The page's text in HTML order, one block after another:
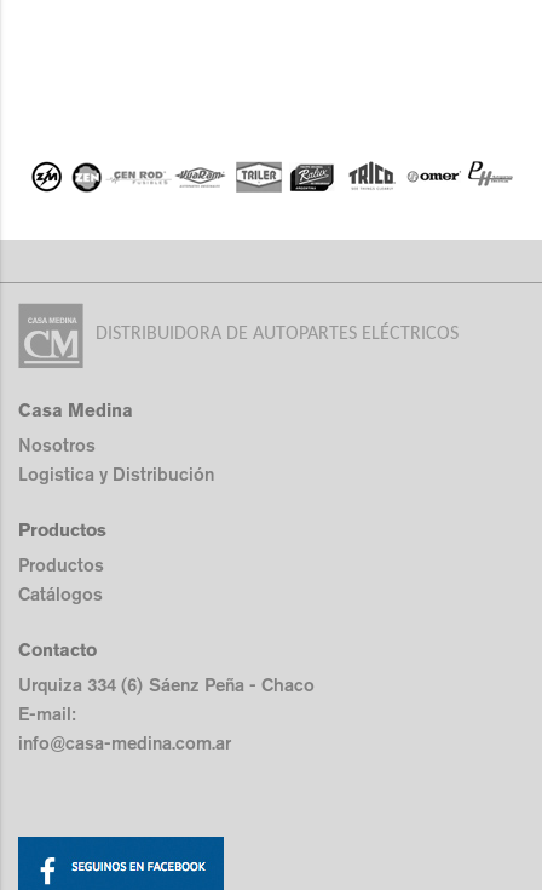
DISTRIBUIDORA DE AUTOPARTES ELÉCTRICOS
Casa Medina
Nosotros
Logistica y Distribución
Productos
Productos
Catálogos
Contacto
Urquiza 334 (6) Sáenz Peña - Chaco
E-mail:
info@casa-medina.com.ar